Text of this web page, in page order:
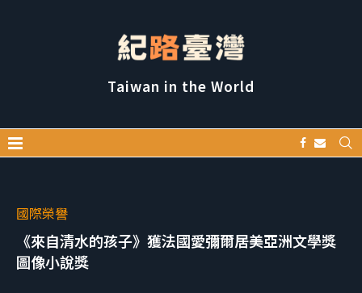
Taiwan in the World
國際榮譽
《來自清水的孩子》獲法國愛彌爾居美亞洲文學獎
圖像小說獎